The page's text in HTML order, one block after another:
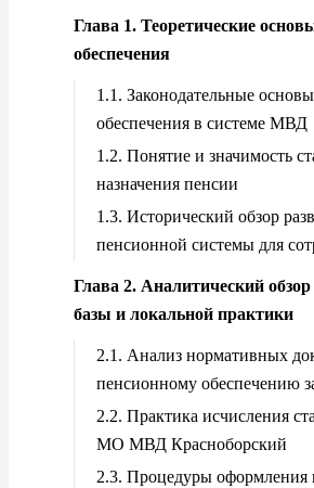
Глава 1. Теоретические
обеспечения
1.1. Законодательные
обеспечения в системе МВД
1.2. Понятие и значимость
назначения пенсии
1.3. Исторический обзор
пенсионной системы для
Глава 2. Аналитический
базы и локальной практики
2.1. Анализ нормативных
пенсионному обеспечению
2.2. Практика исчисления
МО МВД Красноборский
2.3. Процедуры оформления